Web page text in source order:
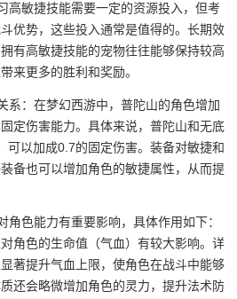
高敏捷技能需要一定的资源投入，但考
优势，这些投入通常是值得的。长期效
有高敏捷技能的宠物往往能够保持较高
来更多的胜利和奖励。
系：在梦幻西游中，普陀山的角色增加
定伤害能力。具体来说，普陀山和无底
可以加成0.7的固定伤害。装备对敏捷和
备也可以增加角色的敏捷属性，从而提
角色能力有重要影响，具体作用如下：
角色的生命值（气血）有较大影响。详
著提升气血上限，使角色在战斗中能够
还会略微增加角色的灵力，提升法术防